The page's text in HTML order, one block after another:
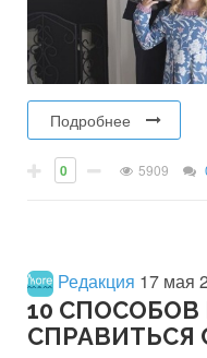
Подробнее
0 5909
Редакция 17 мая
10
СПРАВИТЬСЯ